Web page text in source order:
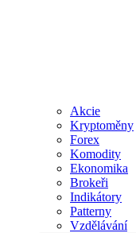
Akcie
Kryptoměny
Forex
Komodity
Ekonomika
Brokeři
Indikátory
Patterny
Vzdělávání